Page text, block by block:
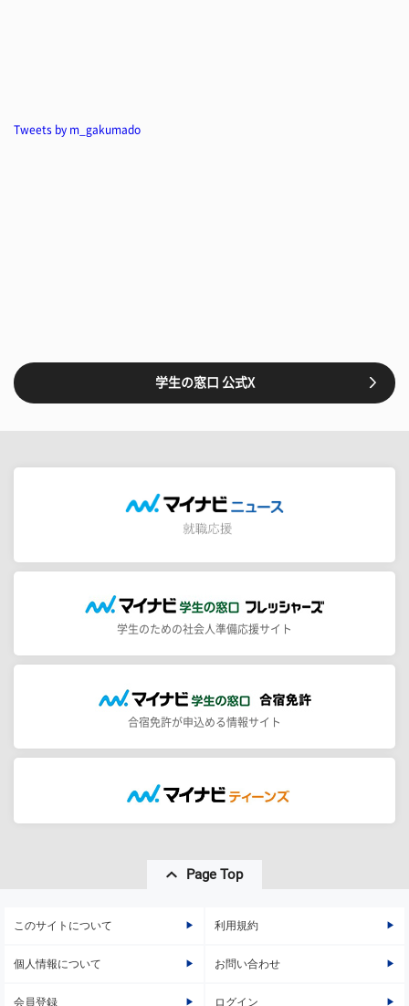
Tweets by m_gakumado
学生の窓口 公式X
学生のための社会人準備応援サイト
合宿免許が申込める情報サイト
Page Top
このサイトについて 利用規約
個人情報について お問い合わせ
会員登録 ログイン